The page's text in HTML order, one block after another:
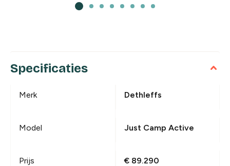
Specificaties
Merk Dethleffs
Model Just Camp Active
Prijs € 89.290